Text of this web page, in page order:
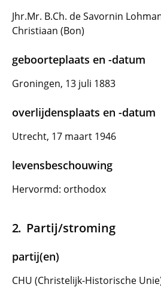
Jhr.Mr. B.Ch. de Savornin
Christiaan (Bon)
geboorteplaats en -datum
Groningen, 13 juli 1883
overlijdensplaats en -datum
Utrecht, 17 maart 1946
levensbeschouwing
Hervormd: orthodox
Partij/stroming
partij(en)
CHU (Christelijk-Historische